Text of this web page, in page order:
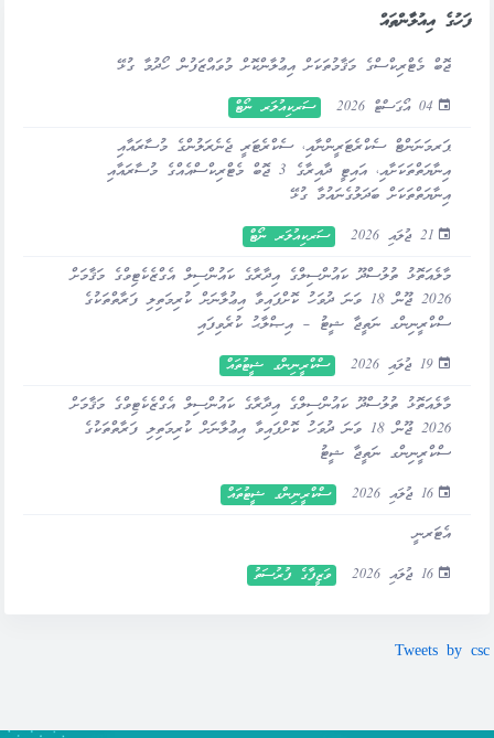
ފަހުގެ އިއުލާންތައް
ޖޮބް މެޓްރިކްސްގެ މަޤާމުތަކަށް އިޢުލާންކޮށް މުވައްޒަފުން ހޯދުމާ ގުޅޭ
04 އޯގަސްޓް 2026 ސަރކިއުލަރ ނޯޓް
ޕަރމަނަންޓް ސެކްރެޓަރީންނާއި، ސެކްރެޓަރީ ޖެނެރަލުންގެ މުސާރައާއި
އިނާޔަތްތަކަށާއި، އައިޓީ ދާއިރާގެ 3 ޖޮބް މެޓްރިކްސްއެއްގެ މުސާރައާއި
އިނާޔަތްތަކަށް ބަދަލުގެނައުމާ ގުޅޭ
21 ޖުލައި 2026 ސަރކިއުލަރ ނޯޓް
މާލެއަތޮޅު ތުލުސްދޫ ކައުންސިލްގެ އިދާރާގެ ކައުންސިލް އެގްޒެކެޓިވްގެ މަޤާމަށް
2026 ޖޫން 18 ވަނަ ދުވަހު ކޮށްފައިވާ އިޢުލާނަށް ކުރިމަތިލި ފަރާތްތަކުގެ
ސްކްރީނިންގ ނަތީޖާ ޝީޓު – އިޞްލާޙު ކުރެވިފައި
19 ޖުލައި 2026 ސްކްރީނިންގ ޝީޓުތައް
މާލެއަތޮޅު ތުލުސްދޫ ކައުންސިލްގެ އިދާރާގެ ކައުންސިލް އެގްޒެކެޓިވްގެ މަޤާމަށް
2026 ޖޫން 18 ވަނަ ދުވަހު ކޮށްފައިވާ އިޢުލާނަށް ކުރިމަތިލި ފަރާތްތަކުގެ
ސްކްރީނިންގ ނަތީޖާ ޝީޓު
16 ޖުލައި 2026 ސްކްރީނިންގ ޝީޓުތައް
އެޓަރނީ
16 ޖުލައި 2026 ވަޒީފާގެ ފުރުސަތު
Tweets by csc